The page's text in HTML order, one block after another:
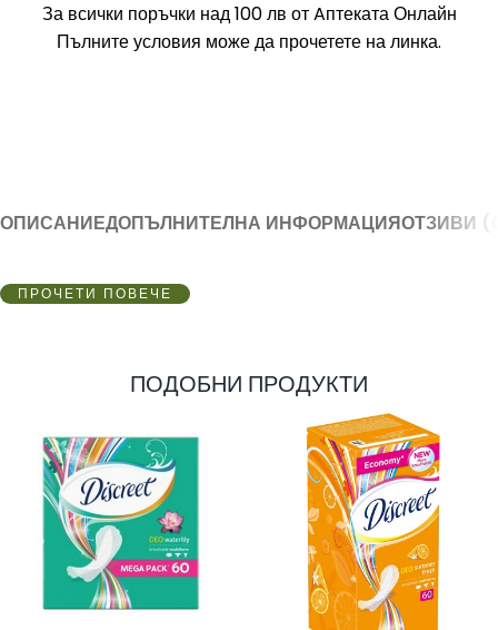
За всички поръчки над 100 лв от Aптеката Онлайн
Пълните условия може да прочетете на линка.
ОПИСАНИЕДОПЪЛНИТЕЛНА ИНФОРМАЦИЯОТЗИВИ
ПРОЧЕТИ ПОВЕЧЕ
ПОДОБНИ ПРОДУКТИ